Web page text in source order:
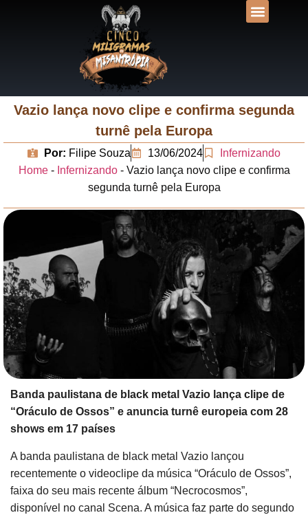
Vazio lança novo clipe e confirma segunda
turnê pela Europa
Por: Filipe Souza 13/06/2024
Infernizando
Home- Infernizando- Vazio lança novo clipe e confirma
segunda turnê pela Europa
Banda paulistana de black metal Vazio lança clipe de
“Oráculo de Ossos” e anuncia turnê europeia com 28
shows em 17 países
A banda paulistana de black metal Vazio lançou
recentemente o videoclipe da música “Oráculo de Ossos”,
faixa do seu mais recente álbum “Necrocosmos”,
disponível no canal Scena. A música faz parte do segundo